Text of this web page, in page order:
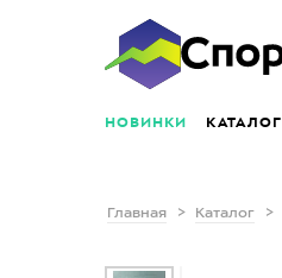
НОВИНКИ КАТАЛОГ
Главная Каталог